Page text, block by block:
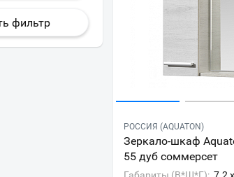
РОССИЯ (AQUATON)
Зеркало-шкаф
55 дуб соммерсет